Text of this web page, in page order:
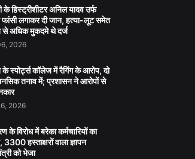
के हिस्ट्रीशीटर अनिल यादव उर्फ
फांसी लगाकर दी जान, हत्या-लूट समेत
से अधिक मुकदमे थे दर्ज
2026
के स्पोर्ट्स कॉलेज में रैगिंग के आरोप, दो
तनाव में; प्रशासन ने आरोपों से
2026
के विरोध में बरेका कर्मचारियों का
3300 हस्ताक्षरों वाला ज्ञापन
को भेजा